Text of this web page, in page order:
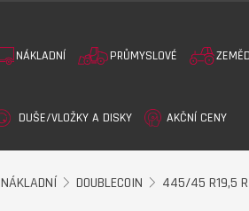
NÁKLADNÍ PRŮMYSLOVÉ
DUŠE/VLOŽKY A DISKY AKČNÍ CENY
NÁKLADNÍ DOUBLECOIN 445/45 R19,5